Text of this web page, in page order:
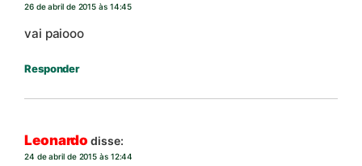
26 de abril de 2015 às 14:45
vai paiooo
Responder
Leonardo disse:
24 de abril de 2015 às 12:44